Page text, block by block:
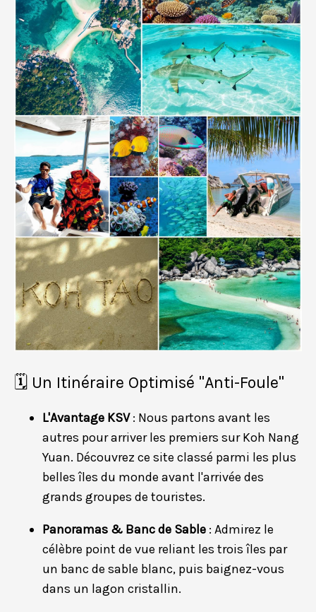
🗓️ Un Itinéraire Optimisé "Anti-Foule"
L'Avantage KSV: Nous partons avant les
autres pour arriver les premiers sur Koh Nang
Yuan. Découvrez ce site classé parmi les plus
belles îles du monde avant l'arrivée des
grands groupes de touristes.
Panoramas & Banc de Sable : Admirez le
célèbre point de vue reliant les trois îles par
un banc de sable blanc, puis baignez-vous
dans un lagon cristallin.